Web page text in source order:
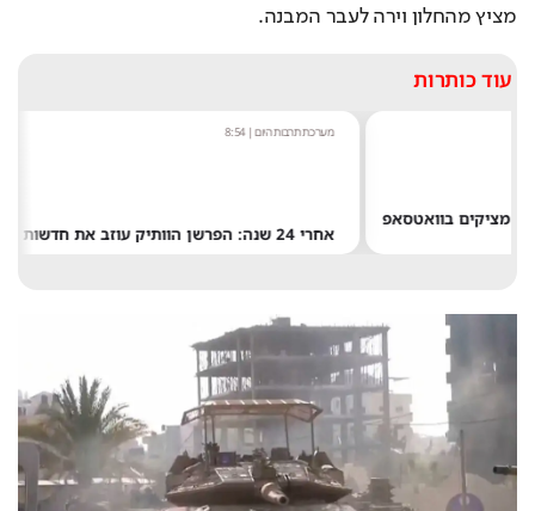
מציץ מהחלון וירה לעבר המבנה.
עוד כותרות
אחרי 24 שנה: הפרשן הוותיק עוזב את חדשות 13 התרסק על